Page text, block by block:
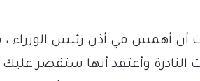
أن أهمس في أذن رئيس الوزراء ،
النادرة وأعتقد أنها ستقصر